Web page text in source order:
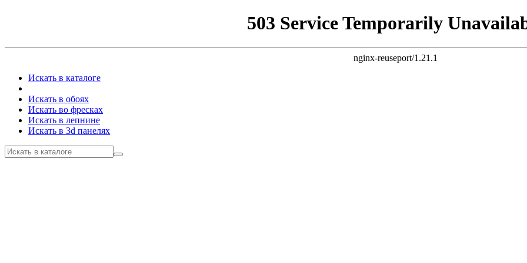
503 Service Temporarily
nginx-reuseport/1.21.1
Искать в каталоге
Искать в обоях
Искать во фресках
Искать в лепнине
Искать в 3d панелях